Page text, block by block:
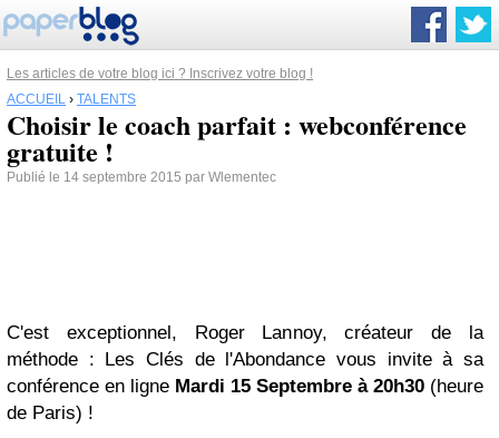
Les articles de votre blog ici ? Inscrivez votre blog !
ACCUEIL › TALENTS
Choisir le coach parfait : webconférence
gratuite !
Publié le 14 septembre 2015 par Wlementec
C'est exceptionnel, Roger Lannoy, créateur de la
méthode : Les Clés de l'Abondance vous invite à sa
conférence en ligne Mardi 15 Septembre à 20h30 (heure
de Paris) !